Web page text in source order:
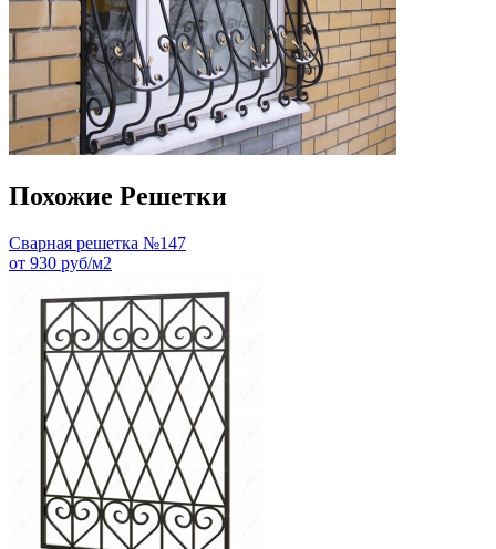
Похожие Решетки
Сварная решетка №147
от 930 руб/м2